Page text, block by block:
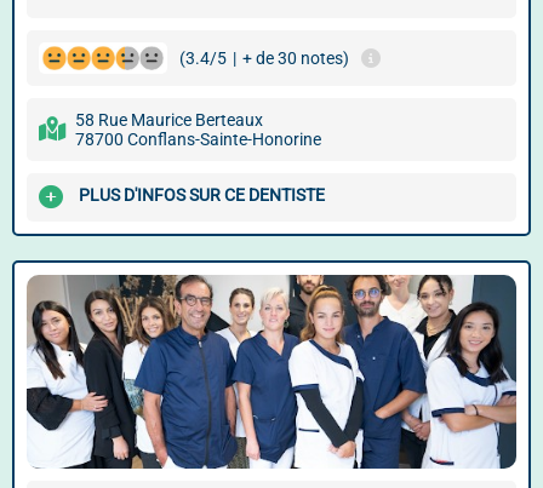
(3.4/5 | + de 30 notes)
58 Rue Maurice Berteaux
78700 Conflans-Sainte-Honorine
PLUS D'INFOS SUR CE DENTISTE